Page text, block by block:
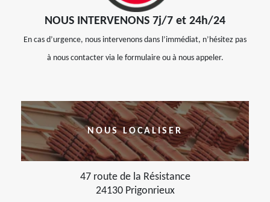
NOUS INTERVENONS 7j/7 et 24h/24
En cas d’urgence, nous intervenons dans l’immédiat, n’hésitez pas
à nous contacter via le formulaire ou à nous appeler.
NOUS LOCALISER
47 route de la Résistance
24130 Prigonrieux